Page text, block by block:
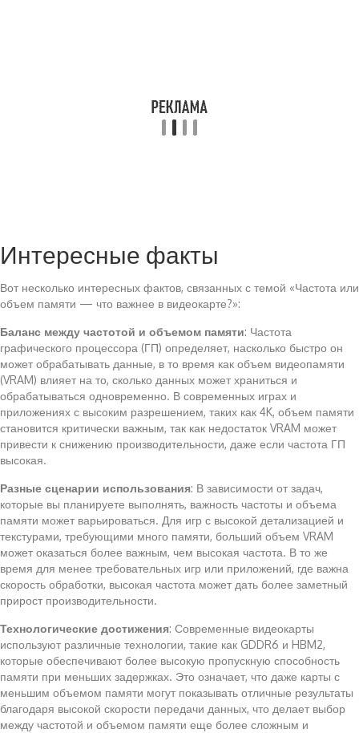
Интересные факты
Вот несколько интересных фактов, связанных с темой «Частота или
объем памяти — что важнее в видеокарте?»:
Баланс между частотой и объемом памяти: Частота
графического процессора (ГП) определяет, насколько быстро он
может обрабатывать данные, в то время как объем видеопамяти
(VRAM) влияет на то, сколько данных может храниться и
обрабатываться одновременно. В современных играх и
приложениях с высоким разрешением, таких как 4K, объем памяти
становится критически важным, так как недостаток VRAM может
привести к снижению производительности, даже если частота ГП
высокая.
Разные сценарии использования: В зависимости от задач,
которые вы планируете выполнять, важность частоты и объема
памяти может варьироваться. Для игр с высокой детализацией и
текстурами, требующими много памяти, больший объем VRAM
может оказаться более важным, чем высокая частота. В то же
время для менее требовательных игр или приложений, где важна
скорость обработки, высокая частота может дать более заметный
прирост производительности.
Технологические достижения: Современные видеокарты
используют различные технологии, такие как GDDR6 и HBM2,
которые обеспечивают более высокую пропускную способность
памяти при меньших задержках. Это означает, что даже карты с
меньшим объемом памяти могут показывать отличные результаты
благодаря высокой скорости передачи данных, что делает выбор
между частотой и объемом памяти еще более сложным и